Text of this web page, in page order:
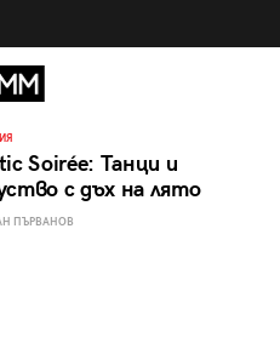
Soirée: Танци и
с дъх на лято
ПЪРВАНОВ